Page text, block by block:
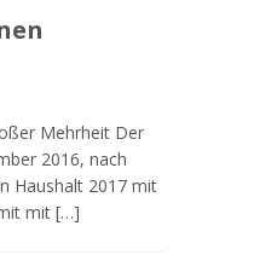
Mehrheit Der
2016, nach
Haushalt 2017 mit
mit […]